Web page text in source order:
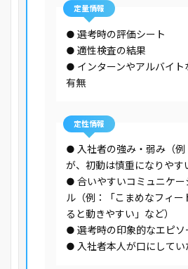
定量情報
● 選考時の評価シート
● 適性検査の結果
● インターンやアルバイト
有無
定性情報
● 入社者の強み・弱み（例
が、初動は慎重になりやす
● 合いやすいコミュニケー
ル（例：「こまめなフィー
ると動きやすい」など）
● 選考時の印象的なエピソ
● 入社者本人が口にしてい